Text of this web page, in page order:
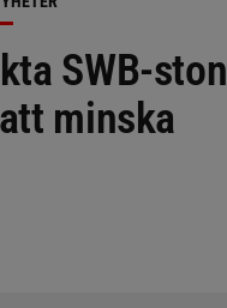
SWB-ston
minska